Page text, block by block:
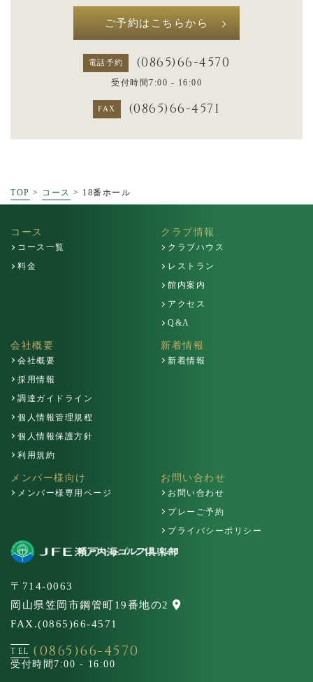
ご予約はこちらから
電話予約 (0865)66-4570
受付時間7:00 - 16:00
FAX (0865)66-4571
TOP > コース > 18番ホール
コース
コース一覧
料金
クラブ情報
クラブハウス
レストラン
館内案内
アクセス
Q&A
会社概要
会社概要
採用情報
調達ガイドライン
個人情報管理規程
個人情報保護方針
利用規約
新着情報
新着情報
メンバー様向け
メンバー様専用ページ
お問い合わせ
お問い合わせ
プレーご予約
プライバシーポリシー
〒714-0063
岡山県笠岡市鋼管町19番地の2
FAX.(0865)66-4571
TEL (0865)66-4570
受付時間 7:00 - 16:00